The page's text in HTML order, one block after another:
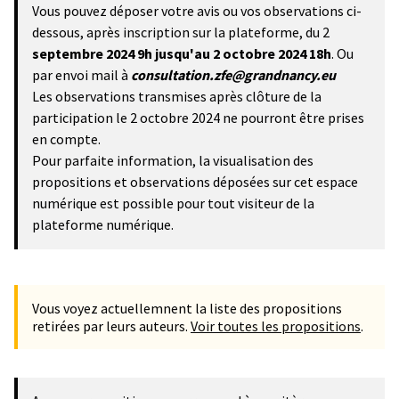
Vous pouvez déposer votre avis ou vos observations ci-
dessous, après inscription sur la plateforme, du 2
septembre 2024 9h jusqu'au 2 octobre 2024 18h. Ou
par envoi mail à consultation.zfe@grandnancy.eu
Les observations transmises après clôture de la
participation le 2 octobre 2024 ne pourront être prises
en compte.
Pour parfaite information, la visualisation des
propositions et observations déposées sur cet espace
numérique est possible pour tout visiteur de la
plateforme numérique.
Vous voyez actuellemnent la liste des propositions
retirées par leurs auteurs. Voir toutes les propositions.